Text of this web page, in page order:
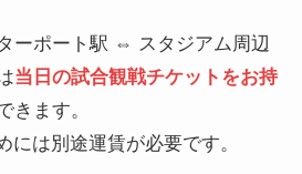
ーポート駅 ⇔ スタジアム周辺
当日の試合観戦チケットをお持
きます。
は別途運賃が必要です。